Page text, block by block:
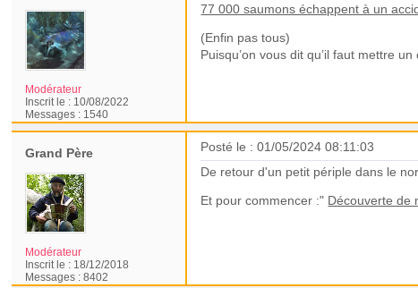
Modérateur
Inscrit le : 10/08/2022
Messages : 1540
77 000 saumons échappent à un
(Enfin pas tous)
Puisqu’on vous dit qu’il faut mettre
Grand Père
Modérateur
Inscrit le : 18/12/2018
Messages :8402
Posté le : 01/05/2024 08:11:03
De retour d'un petit périple dans le
Et pour commencer :" Découverte de